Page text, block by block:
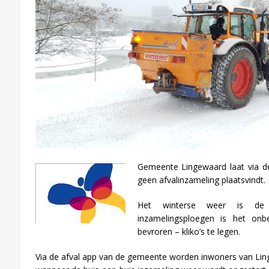
Gemeente Lingewaard laat via
geen afvalinzameling plaatsvindt.
Het winterse weer is
inzamelingsploegen is het
bevroren – kliko’s te legen.
Via de afval app van de gemeente worden inwoners van